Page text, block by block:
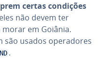
certas condições
não devem ter
morar em Goiânia.
são usados ope­ra­do­res
.